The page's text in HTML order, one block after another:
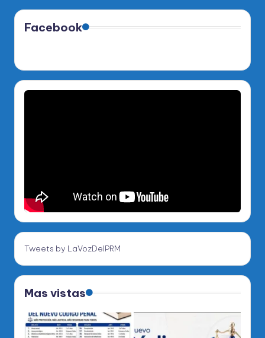
Facebook
Tweets by LaVozDelPRM
Mas vistas